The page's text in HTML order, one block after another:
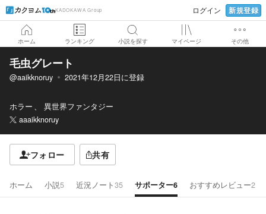
KADOKAWA Group ログイン 新規登録
ホーム ランキング 小説を探す マイページ その他
毛虫グレート
@aaikknoruy 2021年12月22日に登録
ホラー
異世界ファンタジー
aaaikknoruy
フォロー 共有
ホーム 小説5 近況ノート35 サポーター6 おすすめレビュー2